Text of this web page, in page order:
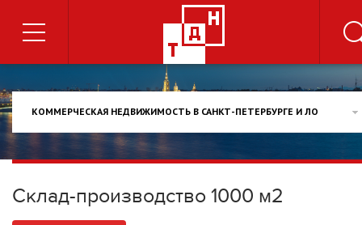
КОММЕРЧЕСКАЯ НЕДВИЖИМОСТЬ В САНКТ-ПЕТЕРБУРГЕ И ЛО
Склад-производство 1000 м2